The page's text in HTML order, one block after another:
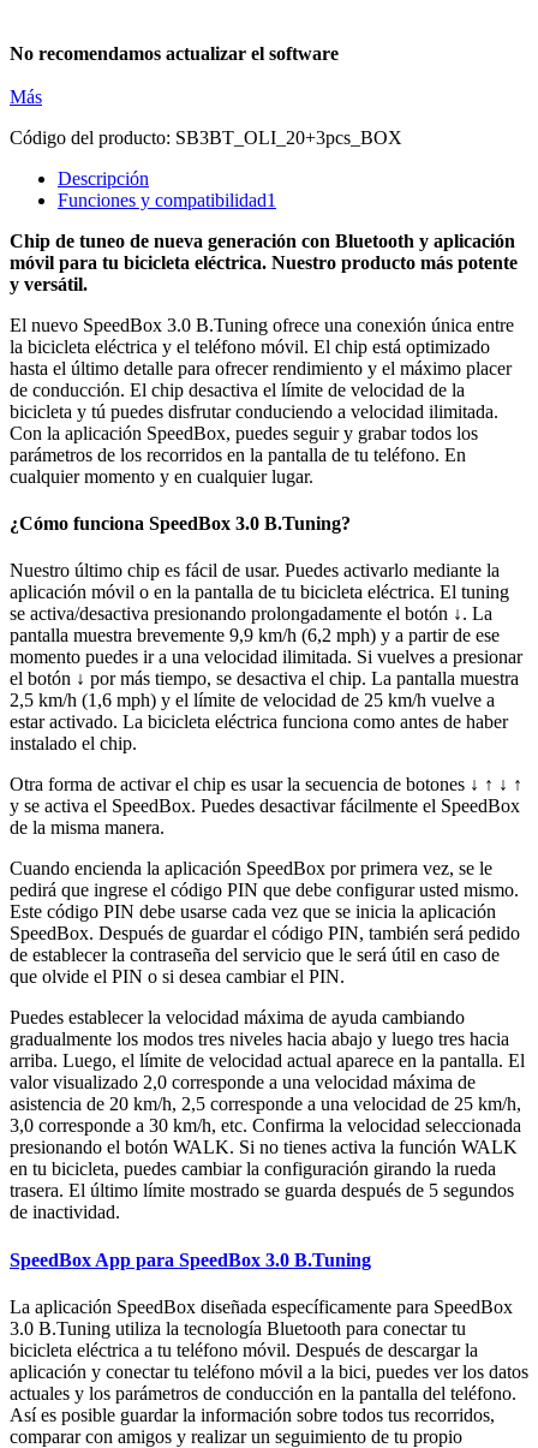
No recomendamos actualizar el software
Más
Código del producto: SB3BT_OLI_20+3pcs_BOX
Descripción
Funciones y compatibilidad1
Chip de tuneo de nueva generación con Bluetooth y aplicación
móvil para tu bicicleta eléctrica. Nuestro producto más potente
y versátil.
El nuevo SpeedBox 3.0 B.Tuning ofrece una conexión única entre
la bicicleta eléctrica y el teléfono móvil. El chip está optimizado
hasta el último detalle para ofrecer rendimiento y el máximo placer
de conducción. El chip desactiva el límite de velocidad de la
bicicleta y tú puedes disfrutar conduciendo a velocidad ilimitada.
Con la aplicación SpeedBox, puedes seguir y grabar todos los
parámetros de los recorridos en la pantalla de tu teléfono. En
cualquier momento y en cualquier lugar.
¿Cómo funciona SpeedBox 3.0 B.Tuning?
Nuestro último chip es fácil de usar. Puedes activarlo mediante la
aplicación móvil o en la pantalla de tu bicicleta eléctrica. El tuning
se activa/desactiva presionando prolongadamente el botón ↓. La
pantalla muestra brevemente 9,9 km/h (6,2 mph) y a partir de ese
momento puedes ir a una velocidad ilimitada. Si vuelves a presionar
el botón ↓ por más tiempo, se desactiva el chip. La pantalla muestra
2,5 km/h (1,6 mph) y el límite de velocidad de 25 km/h vuelve a
estar activado. La bicicleta eléctrica funciona como antes de haber
instalado el chip.
Otra forma de activar el chip es usar la secuencia de botones ↓ ↑ ↓ ↑
y se activa el SpeedBox. Puedes desactivar fácilmente el SpeedBox
de la misma manera.
Cuando encienda la aplicación SpeedBox por primera vez, se le
pedirá que ingrese el código PIN que debe configurar usted mismo.
Este código PIN debe usarse cada vez que se inicia la aplicación
SpeedBox. Después de guardar el código PIN, también será pedido
de establecer la contraseña del servicio que le será útil en caso de
que olvide el PIN o si desea cambiar el PIN.
Puedes establecer la velocidad máxima de ayuda cambiando
gradualmente los modos tres niveles hacia abajo y luego tres hacia
arriba. Luego, el límite de velocidad actual aparece en la pantalla. El
valor visualizado 2,0 corresponde a una velocidad máxima de
asistencia de 20 km/h, 2,5 corresponde a una velocidad de 25 km/h,
3,0 corresponde a 30 km/h, etc. Confirma la velocidad seleccionada
presionando el botón WALK. Si no tienes activa la función WALK
en tu bicicleta, puedes cambiar la configuración girando la rueda
trasera. El último límite mostrado se guarda después de 5 segundos
de inactividad.
SpeedBox App para SpeedBox 3.0 B.Tuning
La aplicación SpeedBox diseñada específicamente para SpeedBox
3.0 B.Tuning utiliza la tecnología Bluetooth para conectar tu
bicicleta eléctrica a tu teléfono móvil. Después de descargar la
aplicación y conectar tu teléfono móvil a la bici, puedes ver los datos
actuales y los parámetros de conducción en la pantalla del teléfono.
Así es posible guardar la información sobre todos tus recorridos,
comparar con amigos y realizar un seguimiento de tu propio